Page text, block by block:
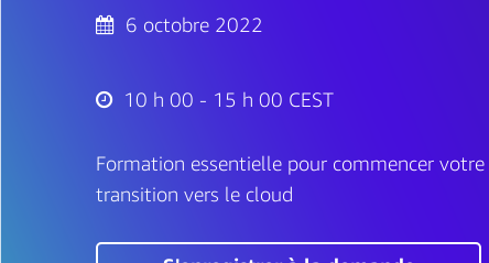
6 octobre 2022
10 h 00 - 15 h 00 CEST
Formation essentielle pour commencer votre
transition vers le cloud